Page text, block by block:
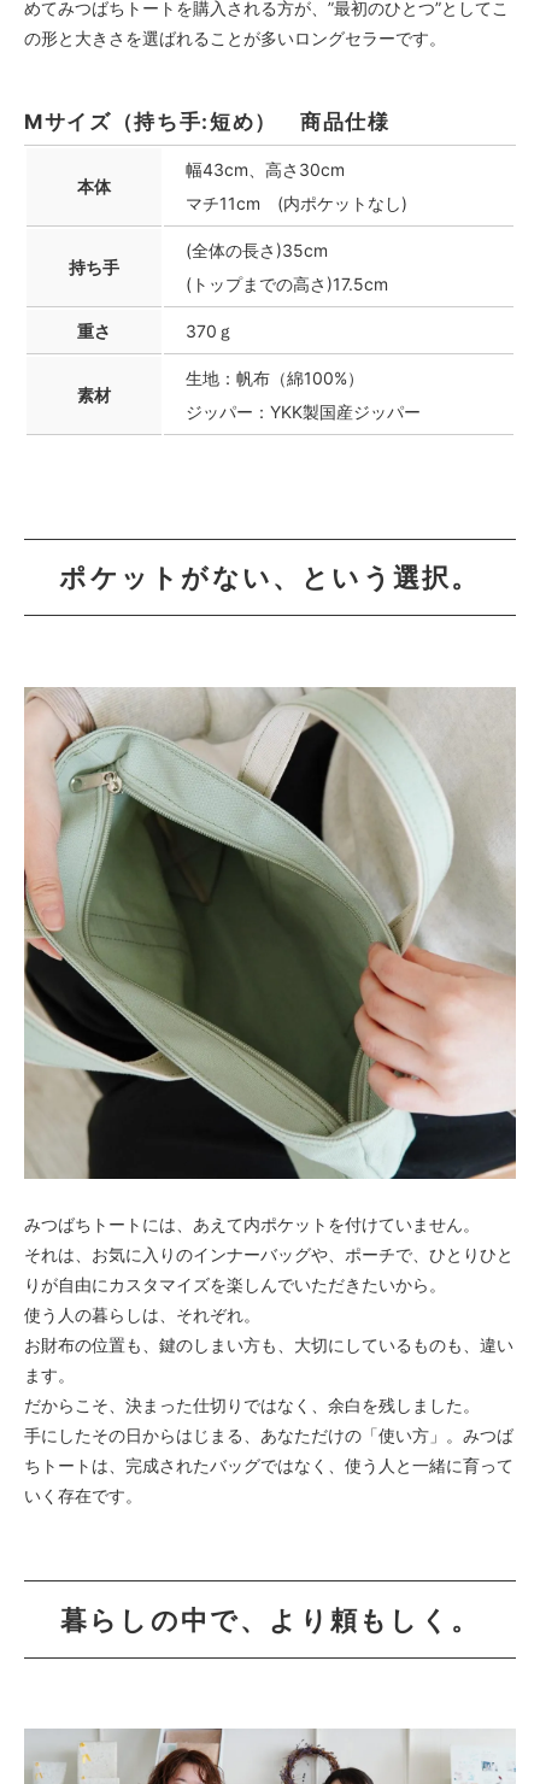
めてみつばちトートを購入される方が、”最初のひとつ”としてこ
の形と大きさを選ばれることが多いロングセラーです。
Mサイズ（持ち手:短め） 商品仕様
本体
幅43cm、高さ30cm
マチ11cm (内ポケットなし)
持ち手
(全体の長さ)35cm
(トップまでの高さ)17.5cm
重さ 370ｇ
素材
生地：帆布（綿100%）
ジッパー：YKK製国産ジッパー
ポケットがない、という選択。
みつばちトートには、あえて内ポケットを付けていません。
それは、お気に入りのインナーバッグや、ポーチで、ひとりひと
りが自由にカスタマイズを楽しんでいただきたいから。
使う人の暮らしは、それぞれ。
お財布の位置も、鍵のしまい方も、大切にしているものも、違い
ます。
だからこそ、決まった仕切りではなく、余白を残しました。
手にしたその日からはじまる、あなただけの「使い方」。みつば
ちトートは、完成されたバッグではなく、使う人と一緒に育って
いく存在です。
暮らしの中で、より頼もしく。